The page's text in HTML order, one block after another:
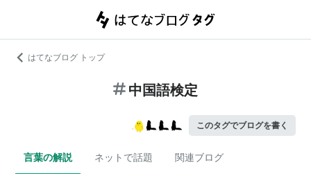
はてなブログ トップ
中国語検定
このタグでブログを書く
言葉の解説 ネットで話題 関連ブログ